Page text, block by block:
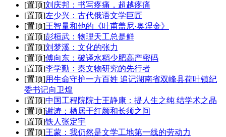
[置顶]刘庆邦：书写疼痛，超越疼痛
[置顶]左少兴：古代俄语文学巨匠
[置顶]王智量和他的《叶甫盖尼·奥涅金》
[置顶]彭桓武：物理天工总是鲜
[置顶]刘梦溪：文化的张力
[置顶]傅向东：破译水稻少肥高产密码
[置顶]李学勤：秦文物研究的先行者
[置顶]用生命守护一方百姓 追记湖南省双峰县荷叶镇纪
委书记向卫煌
[置顶]中国工程院院士王静康：提人生之纯 结学术之晶
[置顶]谢涛：栖居于红颜和长须之间
[置顶]铁人张定宇
[置顶]王蒙：我仍然是文学工地第一线的劳动力